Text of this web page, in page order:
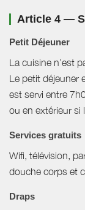
Article 4 —
Petit Déjeuner
La cuisine n’est
Le petit déjeuner
est servi entre
ou en extérieur si
Services gratuits
Wifi, télévision,
douche corps et
Draps